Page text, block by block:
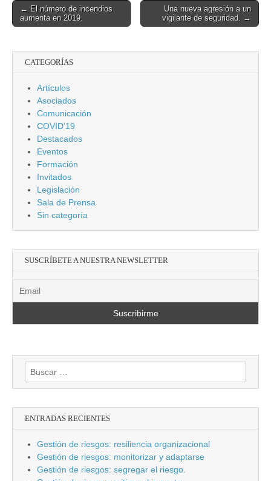
Post
navigation
← El número de incendios
aumenta en 2019.
Una nueva agresión a un
vigilante de seguridad. →
CATEGORÍAS
Artículos
Asociados
Comunicación
COVID'19
Destacados
Eventos
Formación
Invitados
Legislación
Sala de Prensa
Sin categoría
SUSCRÍBETE A NUESTRA NEWSLETTER
Buscar:
ENTRADAS RECIENTES
Gestión de riesgos: resiliencia organizacional
Gestión de riesgos: monitorizar y adaptarse
Gestión de riesgos: segregar el riesgo.